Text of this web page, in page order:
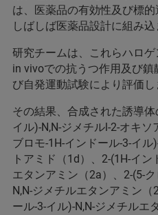
は、医薬品の有効性及び標的
しばしば医薬品設計に組み込
研究チームは、これらハロ
in vivoでの抗うつ作用及び
び自発運動試験により評価し
その結果、合成された誘導
イル)-N,N-ジメチルl-2-オキ
ブロモ-1H-インドール-3-イ
トアミド（1d）、2-(1H-イ
エタンアミン（2a）、2-(5-
N,N-ジメチルエタンアミン（
ール-3-イル)-N,N-ジメチルエ